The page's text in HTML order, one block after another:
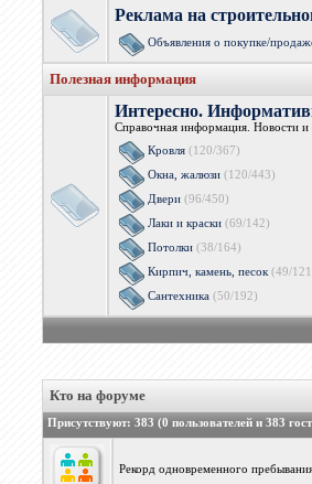
Реклама на
Объявления о покупке/
Полезная информация
Интересно.
Справочная информация. Новости и
Кровля (120/367)
Окна, жалюзи (120/443)
Двери (96/450)
Лаки и краски (69/142)
Потолки (38/164)
Кирпич, камень, песок(49/
Сантехника (50/192)
Кто на форуме
Присутствуют: 383 (0 пользователей и 383
Рекорд одновременного